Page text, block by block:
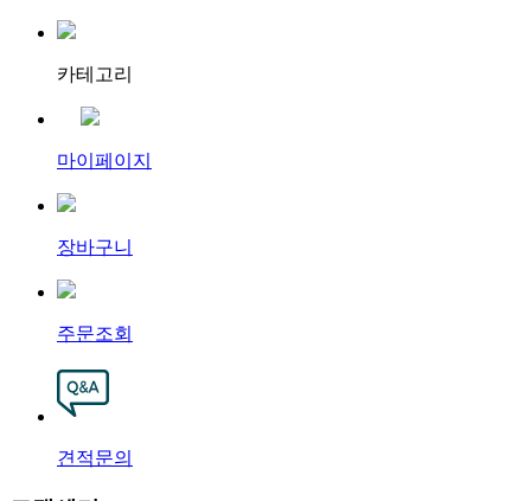
카테고리
마이페이지
장바구니
주문조회
견적문의